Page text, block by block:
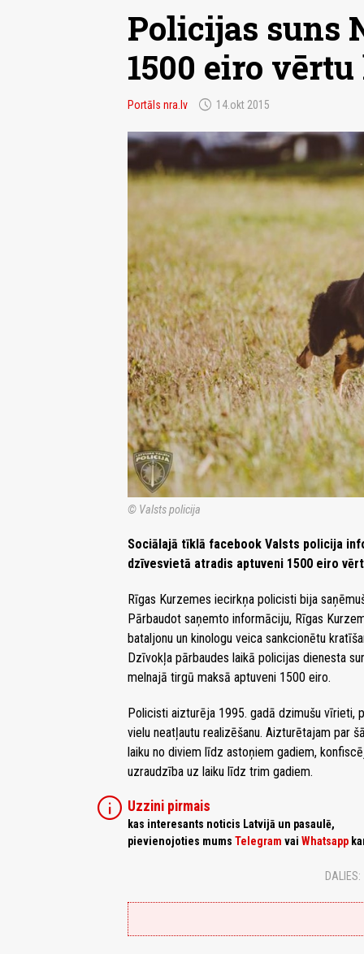
Policijas suns
1500 eiro
Portāls nra.lv schedule 14.okt 2015
© Valsts policija
Sociālajā tīklā facebook Valsts policija
dzīvesvietā atradis aptuveni 1500 eiro
Rīgas Kurzemes iecirkņa policisti bija
Pārbaudot saņemto informāciju, Rīgas
bataljonu un kinologu veica sankcionētu
Dzīvokļa pārbaudes laikā policijas dienesta
melnajā tirgū maksā aptuveni 1500 eiro.
Policisti aizturēja 1995. gadā dzimušu vīrieti,
vielu neatļautu realizēšanu. Aizturētajam par
laiku no diviem līdz astoņiem gadiem,
uzraudzība uz laiku līdz trim gadiem.
info Uzzini pirmais
kas interesants noticis Latvijā un pasaulē,
pievienojoties mums Telegram vai Whatsapp
DALIES: